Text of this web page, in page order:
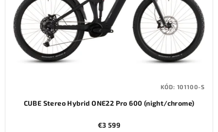
CUBE Stereo Hybrid ONE22 Pro 600 (night/chrome)
€3 599
KÓD: 101100-S